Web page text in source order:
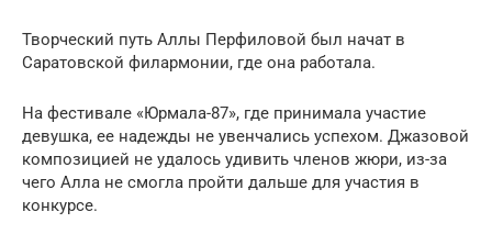
Творческий путь Аллы Перфиловой был начат в
Саратовской филармонии, где она работала.
На фестивале «Юрмала-87», где принимала участие
девушка, ее надежды не увенчались успехом. Джазовой
композицией не удалось удивить членов жюри, из-за
чего Алла не смогла пройти дальше для участия в
конкурсе.